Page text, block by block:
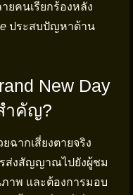
ยคนเรียกร้องหลัง
ประสบปัญหาด้าน
New Day
ำคัญ?
ฉากเสี่ยงตายจริง
รส่งสัญญาณไปยังผู้ชม
าพ และต้องการมอบ